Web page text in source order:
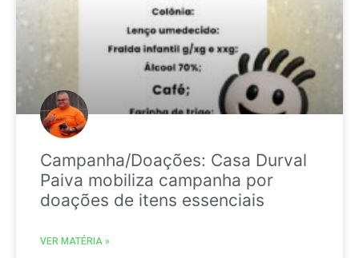
Campanha/Doações: Casa Durval
Paiva mobiliza campanha por
doações de itens essenciais
VER MATÉRIA »